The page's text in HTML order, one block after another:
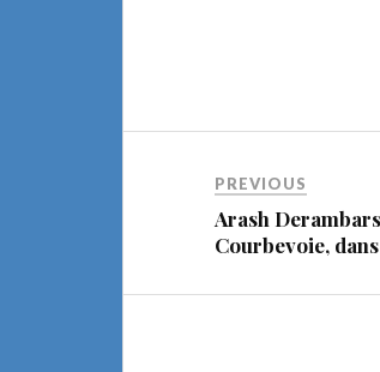
PREVIOUS
Arash
Courbevoie,